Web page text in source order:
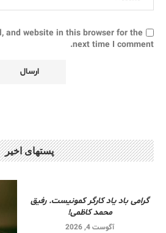
and website in this browser for the
next time I comment.
پستهای اخیر
گرامی باد یاد کارگر کمونیست. رفیق
محمد کاظمی!
آگوست 4, 2026